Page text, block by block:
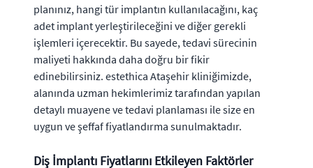
planınız, hangi tür implantın kullanılacağını, kaç
adet implant yerleştirileceğini ve diğer gerekli
işlemleri içerecektir. Bu sayede, tedavi sürecinin
maliyeti hakkında daha doğru bir fikir
edinebilirsiniz. estethica Ataşehir kliniğimizde,
alanında uzman hekimlerimiz tarafından yapılan
detaylı muayene ve tedavi planlaması ile size en
uygun ve şeffaf fiyatlandırma sunulmaktadır.
Diş İmplantı Fiyatlarını Etkileyen Faktörler